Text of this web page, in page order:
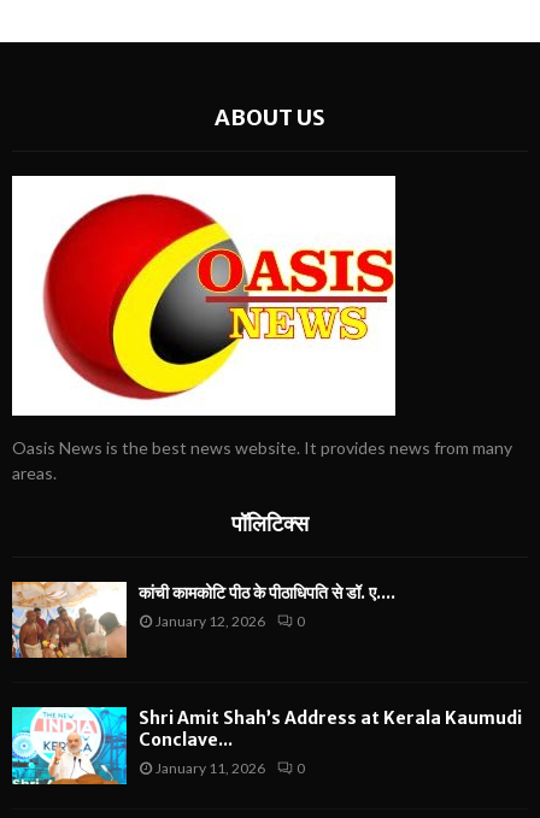
ABOUT US
Oasis News is the best news website. It provides news from many
areas.
पॉलिटिक्स
कांची कामकोटि पीठ के पीठाधिपति से डॉ. ए....
January 12, 2026 0
Shri Amit Shah’s Address at Kerala Kaumudi
Conclave...
January 11, 2026 0